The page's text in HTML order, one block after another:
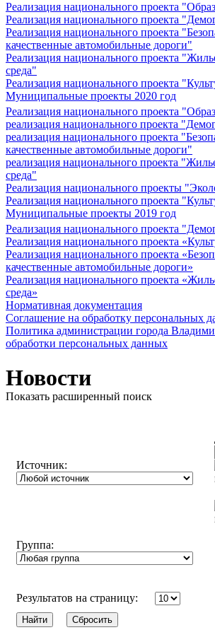
Реализация национального проекта
Реализация национального проекта
Реализация национального проекта
качественные автомобильные дороги"
Реализация национального проекта
среда"
Реализация национального проекта
Муниципальные проекты 2020 год
Реализация национального проекта
реализация национального проекта
реализация национального проекта
качественные автомобильные дороги"
реализация национального проекта
среда"
Реализация национального проекты
Реализация национального проекта
Муниципальные проекты 2019 год
Реализация национального проекта
Реализация национального проекта
Реализация национального проекта
качественные автомобильные дороги»
Реализация национального проекта
среда»
Нормативная документация
Соглашение на обработку персональных
Политика администрации города
обработки персональных данных
Новости
Показать расширенный поиск
Источник:
Группа:
Результатов на страницу: